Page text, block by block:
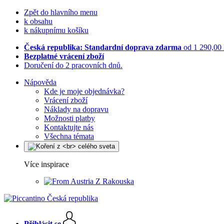
Zpět do hlavního menu
k obsahu
k nákupnímu košíku
Česká republika: Standardní doprava zdarma od 1 290,00
Bezplatné vrácení zboží
Doručení do 2 pracovních dnů.
Nápověda
Kde je moje objednávka?
Vrácení zboží
Náklady na dopravu
Možnosti platby
Kontaktujte nás
Všechna témata
Více inspirace
Z Rakouska